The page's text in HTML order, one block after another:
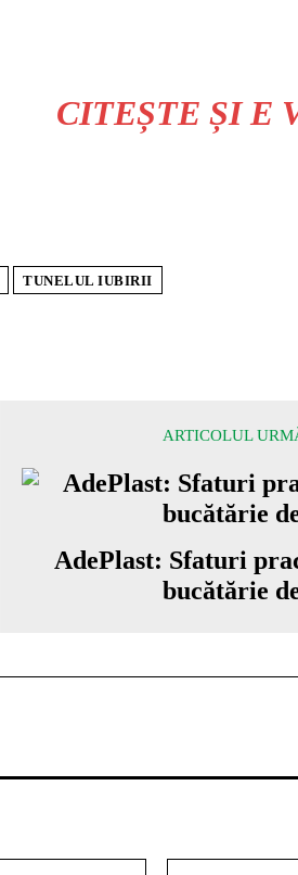
CITEȘTE ȘIE
TUNELUL IUBIRII
ARTICOLUL
AdePlast: Sfaturi
bucătărie